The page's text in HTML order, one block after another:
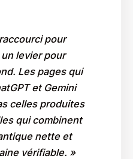
pour
levier pour
Les pages qui
et Gemini
celles produites
qui combinent
nette et
vérifiable. »